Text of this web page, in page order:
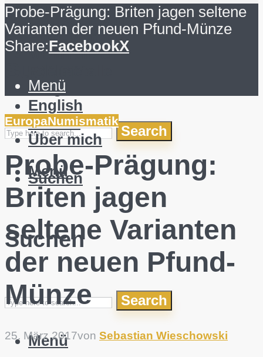
Suchen
Search
Menü
Deutsche Münzen
Euro-Münzen
Weltmünzen
Blog
English
Bücher
Über mich
Suchen
Suchen
Search
Menü
Probe-Prägung: Briten jagen seltene
Varianten der neuen Pfund-Münze
Share:FacebookX
Menü
EuropaNumismatik
Probe-Prägung:
Briten jagen
seltene Varianten
der neuen Pfund-
Münze
25. März 2017von Sebastian Wieschowski